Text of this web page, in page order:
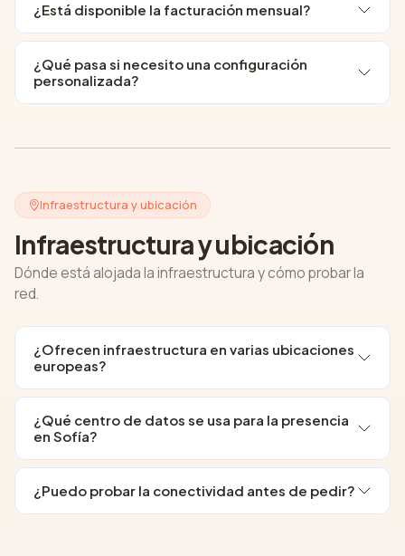
¿Está disponible la facturación mensual?
¿Qué pasa si necesito una configuración
personalizada?
Infraestructura y ubicación
Infraestructura y ubicación
Dónde está alojada la infraestructura y cómo probar la
red.
¿Ofrecen infraestructura en varias ubicaciones
europeas?
¿Qué centro de datos se usa para la presencia
en Sofía?
¿Puedo probar la conectividad antes de pedir?